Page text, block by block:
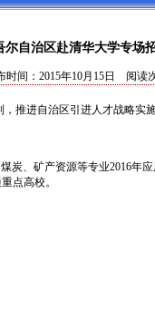
尔自治区赴清华大学专场
间：2015年10月15日 阅读
推进自治区引进人才战略实
炭、矿产资源等专业2016年
点高校。